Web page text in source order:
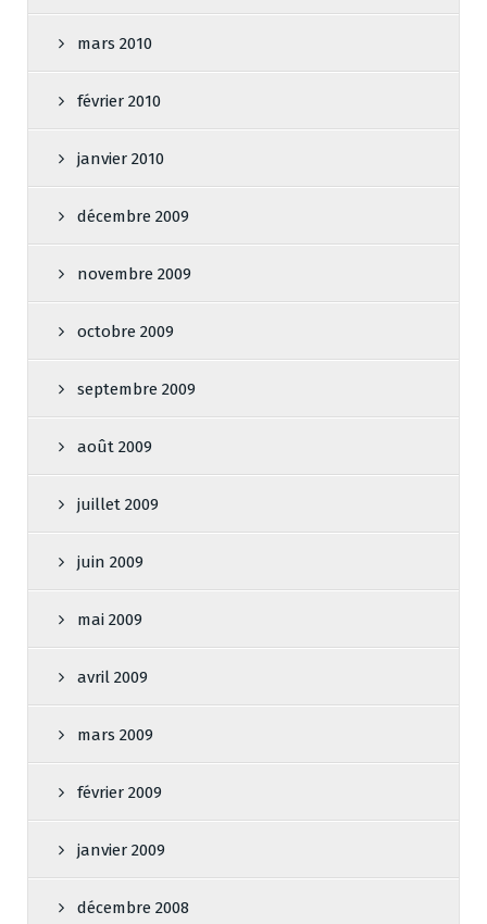
mars 2010
février 2010
janvier 2010
décembre 2009
novembre 2009
octobre 2009
septembre 2009
août 2009
juillet 2009
juin 2009
mai 2009
avril 2009
mars 2009
février 2009
janvier 2009
décembre 2008